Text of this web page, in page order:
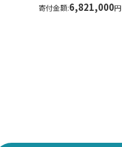
寄付金額:6,821,000円